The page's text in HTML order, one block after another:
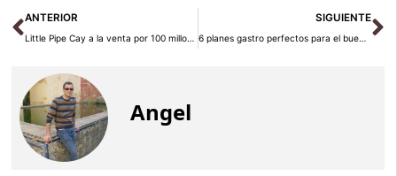
Ant
ANTERIOR
Little Pipe Cay a la venta por 100 millones de dólares
SIGUIENTE
6 planes gastro perfectos para el buen tiempo
Angel